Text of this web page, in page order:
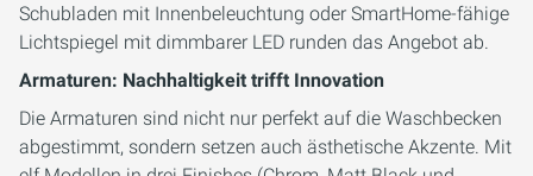
Schubladen mit Innenbeleuchtung oder SmartHome-fähige
Lichtspiegel mit dimmbarer LED runden das Angebot ab.
Armaturen: Nachhaltigkeit trifft Innovation
Die Armaturen sind nicht nur perfekt auf die Waschbecken
abgestimmt, sondern setzen auch ästhetische Akzente. Mit